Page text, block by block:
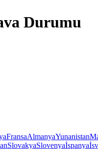
Durumu
FransaAlmanyaYunanistan
SlovakyaSlovenyaİspanya